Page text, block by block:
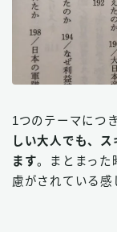
1つのテーマにつ
しい大人でも、
ます。まとまった
慮がされている感